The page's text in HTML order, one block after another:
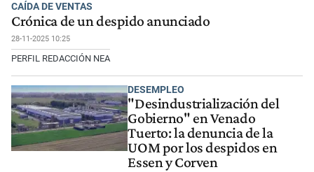
CAÍDA DE VENTAS
Crónica de un despido anunciado
28-11-2025 10:25
PERFIL REDACCIÓN NEA
DESEMPLEO
"Desindustrialización del
Gobierno" en Venado
Tuerto: la denuncia de la
UOM por los despidos en
Essen y Corven